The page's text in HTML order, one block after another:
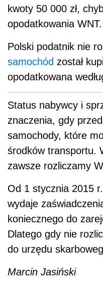
kwoty 50 000 zł,
opodatkowania WNT.
Polski podatnik nie
samochód został
opodatkowana
Status nabywcy i
znaczenia, gdy
samochody, które
środków transportu.
zawsze rozliczamy
Od 1 stycznia 2015 r.
wydaje
koniecznego do
Dlatego gdy nie
do urzędu
Marcin Jasiński